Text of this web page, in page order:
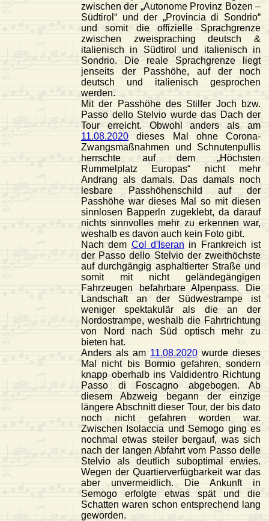
zwischen der „Autonome Provinz Bozen –
Südtirol“ und der „Provincia di Sondrio“
und somit die offizielle Sprachgrenze
zwischen zweispraching deutsch &
italienisch in Südtirol und italienisch in
Sondrio. Die reale Sprachgrenze liegt
jenseits der Passhöhe, auf der noch
deutsch und italienisch gesprochen
werden.
Mit der Passhöhe des Stilfer Joch bzw.
Passo dello Stelvio wurde das Dach der
Tour erreicht. Obwohl anders als am
11.08.2020 dieses Mal ohne Corona-
Zwangsmaßnahmen und Schnutenpullis
herrschte auf dem „Höchsten
Rummelplatz Europas“ nicht mehr
Andrang als damals. Das damals noch
lesbare Passhöhenschild auf der
Passhöhe war dieses Mal so mit diesen
sinnlosen Bapperln zugeklebt, da darauf
nichts sinnvolles mehr zu erkennen war,
weshalb es davon auch kein Foto gibt.
Nach dem Col d'Iseran in Frankreich ist
der Passo dello Stelvio der zweithöchste
auf durchgängig asphaltierter Straße und
somit mit nicht geländegängigen
Fahrzeugen befahrbare Alpenpass. Die
Landschaft an der Südwestrampe ist
weniger spektakulär als die an der
Nordostrampe, weshalb die Fahrtrichtung
von Nord nach Süd optisch mehr zu
bieten hat.
Anders als am 11.08.2020 wurde dieses
Mal nicht bis Bormio gefahren, sondern
knapp oberhalb ins Valdidentro Richtung
Passo di Foscagno abgebogen. Ab
diesem Abzweig begann der einzige
längere Abschnitt dieser Tour, der bis dato
noch nicht gefahren worden war.
Zwischen Isolaccia und Semogo ging es
nochmal etwas steiler bergauf, was sich
nach der langen Abfahrt vom Passo delle
Stelvio als deutlich suboptimal erwies.
Wegen der Quartierverfügbarkeit war das
aber unvermeidlich. Die Ankunft in
Semogo erfolgte etwas spät und die
Schatten waren schon entsprechend lang
geworden.